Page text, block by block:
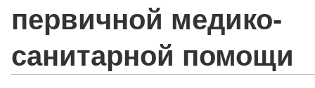
первичной медико-
санитарной помощи